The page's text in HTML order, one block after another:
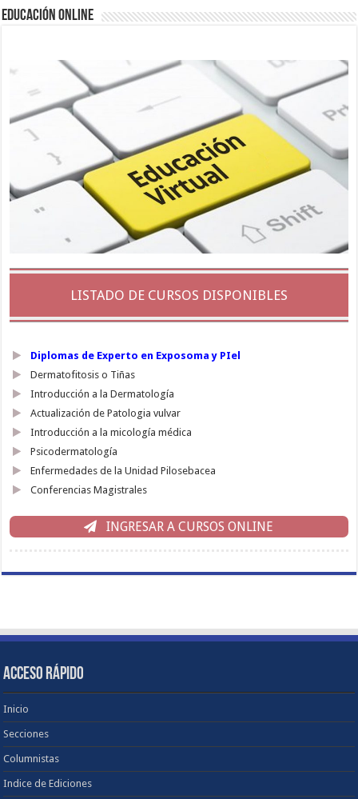
EDUCACIÓN ONLINE
LISTADO DE CURSOS DISPONIBLES
Diplomas de Experto en Exposoma y PIel
Dermatofitosis o Tiñas
Introducción a la Dermatología
Actualización de Patologia vulvar
Introducción a la micología médica
Psicodermatología
Enfermedades de la Unidad Pilosebacea
Conferencias Magistrales
INGRESAR A CURSOS ONLINE
ACCESO RÁPIDO
Inicio
Secciones
Columnistas
Indice de Ediciones